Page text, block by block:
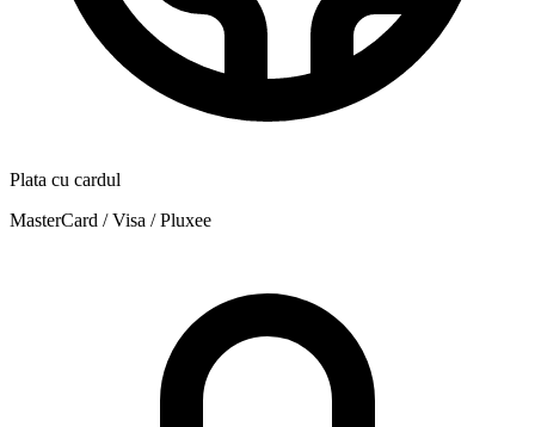
Plata cu cardul
MasterCard / Visa / Pluxee